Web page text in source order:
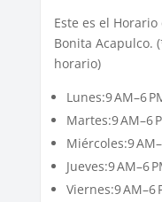
Este es el
Bonita Acapulco.
horario)
Lunes:9 AM–6
Martes:9 AM–6
Miércoles:9
Jueves:9 AM–6
Viernes:9 AM–6